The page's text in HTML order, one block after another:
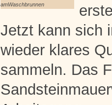
amWaschbrunnen
Jetzt kann sich
wieder klares
sammeln. Das